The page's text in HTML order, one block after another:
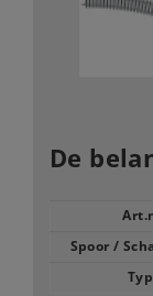
De
Spoor /